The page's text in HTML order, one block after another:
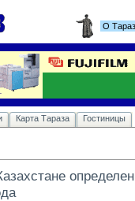
О
Карта Тараза Гостиницы